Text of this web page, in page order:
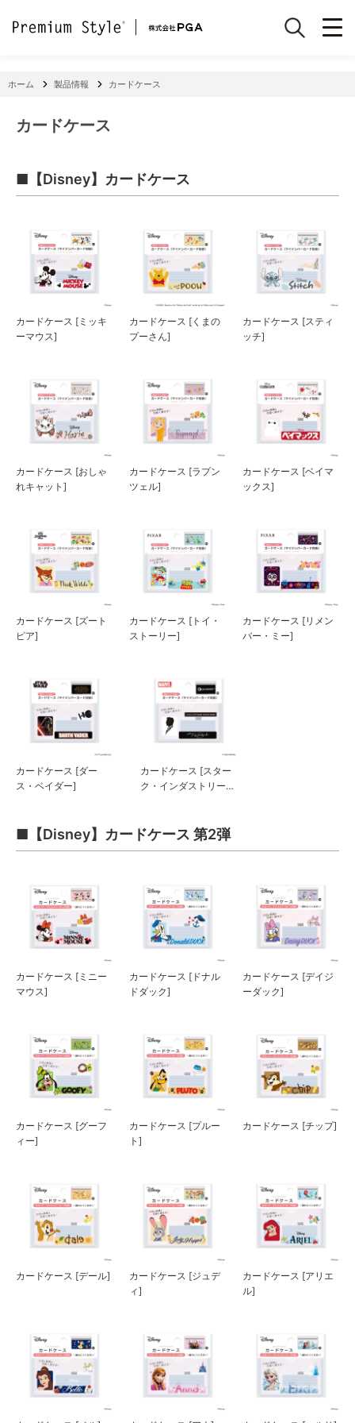
ホーム 製品情報 カードケース
カードケース
■【Disney】カードケース
カードケース [ミッキ
ーマウス]
カードケース [くまの
プーさん]
カードケース [スティ
ッチ]
カードケース [おしゃ
れキャット]
カードケース [ラプン
ツェル]
カードケース [ベイマ
ックス]
カードケース [ズート
ピア]
カードケース [トイ・
ストーリー]
カードケース [リメン
バー・ミー]
カードケース [ダー
ス・ベイダー]
カードケース [スター
ク・インダストリー
■【Disney】カードケース 第2弾
カードケース [ミニー
マウス]
カードケース [ドナル
ドダック]
カードケース [デイジ
ーダック]
カードケース [グーフ
ィー]
カードケース [プルー
ト]
カードケース [チップ]
カードケース [デール]
カードケース [ジュデ
ィ]
カードケース [アリエ
ル]